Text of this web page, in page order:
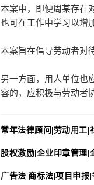
本案中，即便周某存在
也可在工作中学习以增
本案旨在倡导劳动者对
另一方面，用人单位也
容的，应积极与劳动者
常年法律顾问|劳动用工|
股权激励|企业印章管理|
广告法|商标法|项目申报|